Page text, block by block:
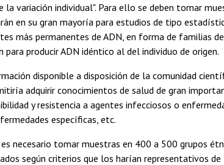
variación individual". Para ello se deben tomar
en su gran mayoría para estudios de tipo
más permanentes de ADN, en forma de familias
producir ADN idéntico al del individuo de origen.
disponible a disposición de la comunidad
adquirir conocimientos de salud de gran
y resistencia a agentes infecciosos o
específicas, etc.
necesario tomar muestras en 400 a 500 grupos
según criterios que los harían representativos